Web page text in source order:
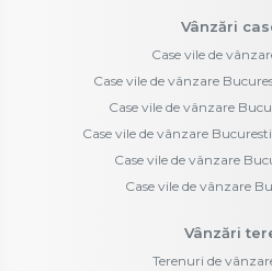
Vânzări
Case vile de
Case vile de vânzare
Case vile de vânzare
Case vile de vânzare
Case vile de vânzare
Case vile de vânzare
Vânzări
Terenuri de